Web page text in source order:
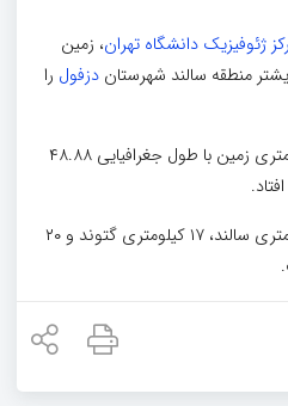
ژئوفیزیک دانشگاه تهران، زمین
دزفول را
زلزله سالند در عمق هشت کیلومتری زمین با طول جغرافیایی ۴۸.۸۸
این زمین لرزه در فاصله ۱۴ کیلومتری سالند، ۱۷ کیلومتری گتوند و ۲۰